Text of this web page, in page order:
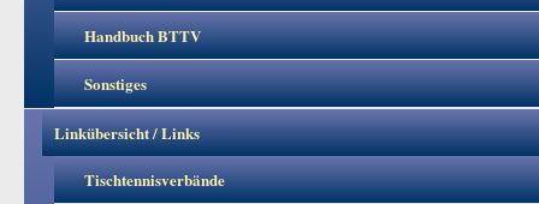
Handbuch BTTV
Sonstiges
Linkübersicht / Links
Tischtennisverbände